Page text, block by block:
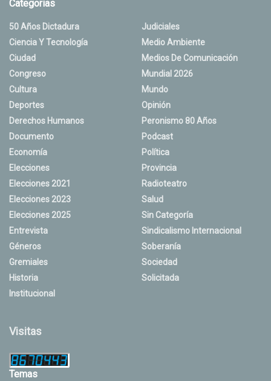
Categorias
50 Años Dictadura
Ciencia Y Tecnología
Ciudad
Congreso
Cultura
Deportes
Derechos Humanos
Documento
Economía
Elecciones
Elecciones 2021
Elecciones 2023
Elecciones 2025
Entrevista
Géneros
Gremiales
Historia
Institucional
Judiciales
Medio Ambiente
Medios De Comunicación
Mundial 2026
Mundo
Opinión
Peronismo 80 Años
Podcast
Política
Provincia
Radioteatro
Salud
Sin Categoría
Sindicalismo Internacional
Soberanía
Sociedad
Solicitada
Visitas
Temas